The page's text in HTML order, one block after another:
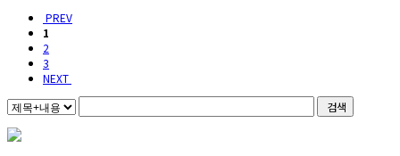
PREV
1
2
3
NEXT
검색